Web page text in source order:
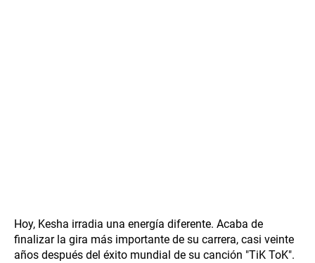
Hoy, Kesha irradia una energía diferente. Acaba de
finalizar la gira más importante de su carrera, casi veinte
años después del éxito mundial de su canción "TiK ToK".